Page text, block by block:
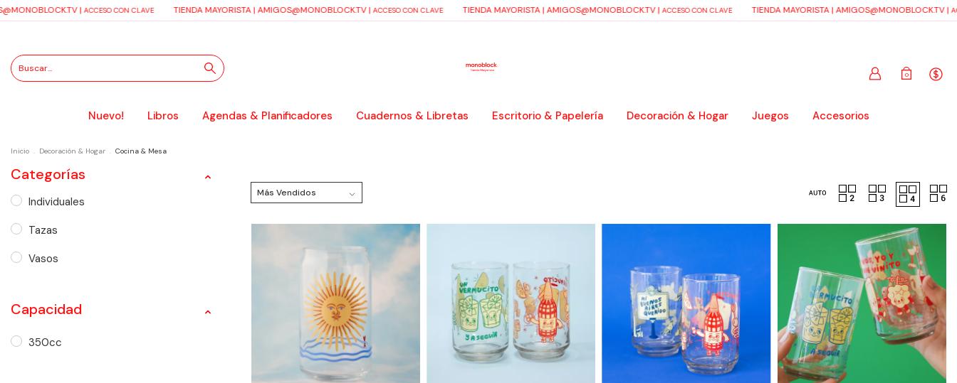
|ACCESO CON CLAVE TIENDA MAYORISTA |AMIGOS@MONOBLOCK.TV|ACCESO CON CLAVE TIENDA MAYORISTA |AMIGOS@MONOBLOCK.TV|ACCESO CON CLAVE TIENDA MAYORISTA |AMIGOS@MONOBLOCK.TV|
0
Nuevo! Libros Agendas & Planificadores Cuadernos & Libretas Escritorio & Papelería Decoración & Hogar Juegos Accesorios
Inicio . Decoración & Hogar . Cocina & Mesa
Categorías
Individuales
Tazas
Vasos
Capacidad
350cc